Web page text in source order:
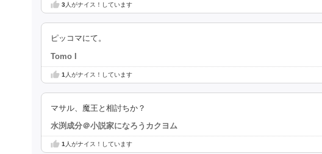
3人がナイス！しています
ピッコマにて。
Tomo I
1 人がナイス！しています
マサル、魔王と相討ちか？
水渕成分＠小説家になろうカクヨム
1 人がナイス！しています